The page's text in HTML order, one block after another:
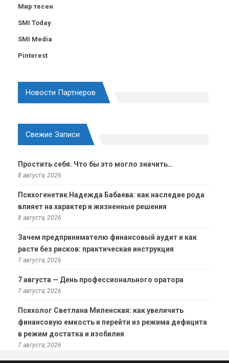
Мир тесен
SMI Today
SMI Media
Pinterest
Новости Партнеров
Свежие Записи
Простить себя. Что бы это могло значить…
8 августа, 2026
Психогенетик Надежда Бабаева: как наследие рода
влияет на характер и жизненные решения
8 августа, 2026
Зачем предпринимателю финансовый аудит и как
расти без рисков: практическая инструкция
7 августа, 2026
7 августа — День профессионального оратора
7 августа, 2026
Психолог Светлана Миленская: как увеличить
финансовую емкость и перейти из режима дефицита
в режим достатка и изобилия
7 августа, 2026